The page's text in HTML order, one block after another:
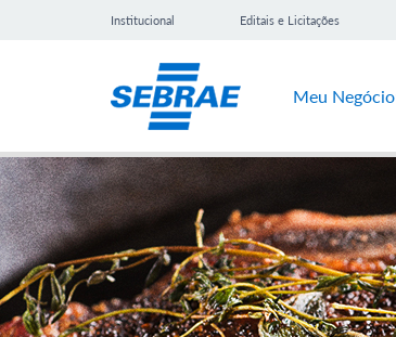
Institucional Editais e Licitações
Meu Negócio